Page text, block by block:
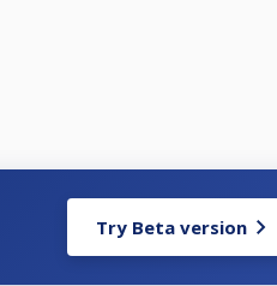
via la@knbb.nl
kampioenschap/nk-
articles/1000313071-
Try Beta version